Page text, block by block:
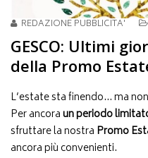
REDAZIONE PUBBLICITA'
GESCO: Ultimi
della Promo
L’estate sta finendo… ma
Per ancoraun periodo
sfruttare la nostra Promo
ancora più convenienti.